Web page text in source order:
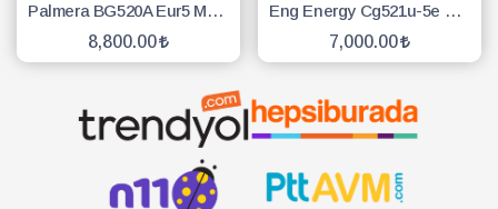
Palmera BG520A Eur5 Motorlu Sırt Tırpan
8,800.00
Eng Energy Cg521u-5e Benzinli Motorlu Yan Tırpan
7,000.00